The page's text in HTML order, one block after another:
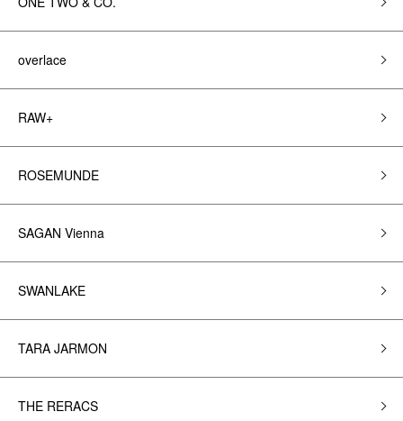
overlace
RAW+
ROSEMUNDE
SAGAN Vienna
SWANLAKE
TARA JARMON
THE RERACS